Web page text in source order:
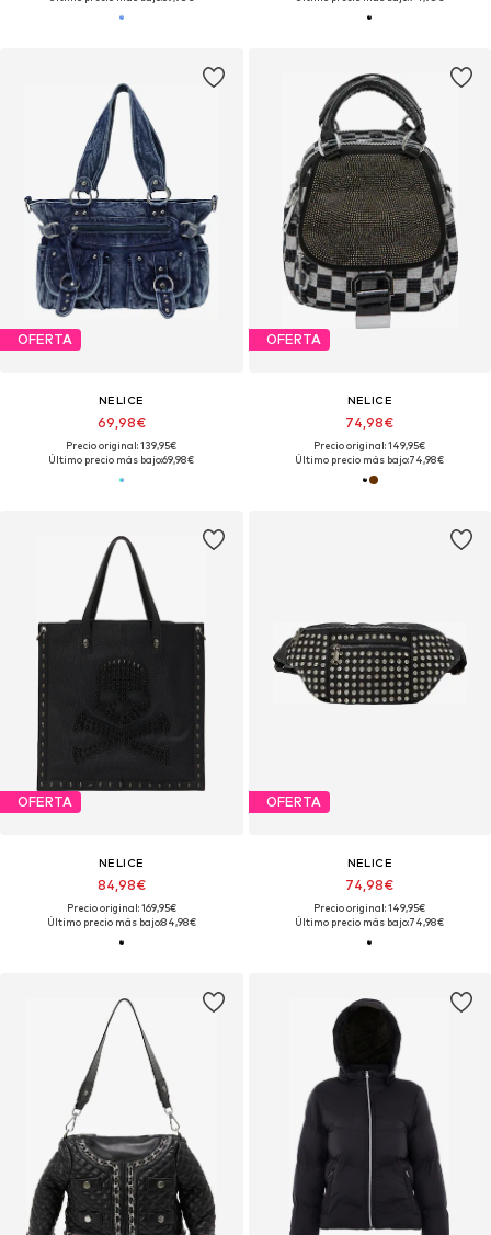
OFERTA
NELICE
69,98€
Precio original: 139,95€
Último precio más bajo:69,98€
OFERTA
NELICE
74,98€
Precio original: 149,95€
Último precio más bajo:74,98€
OFERTA
NELICE
84,98€
Precio original: 169,95€
Último precio más bajo:84,98€
OFERTA
NELICE
74,98€
Precio original: 149,95€
Último precio más bajo:74,98€